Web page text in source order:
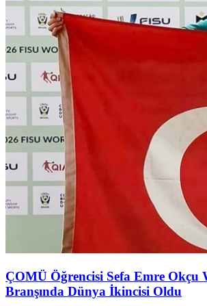
ÇOMÜ Öğrencisi Sefa Emre Okçu
Branşında Dünya İkincisi Oldu